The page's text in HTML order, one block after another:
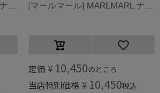
[マールマール] MARLMARL ナイトウェア lullaby half bear ボーダー [マールマール] MARLMARL ナイトウェア lullaby half bunny クラウド
定価 ¥ 10,450のところ
当店特別価格 ¥ 10,450税込